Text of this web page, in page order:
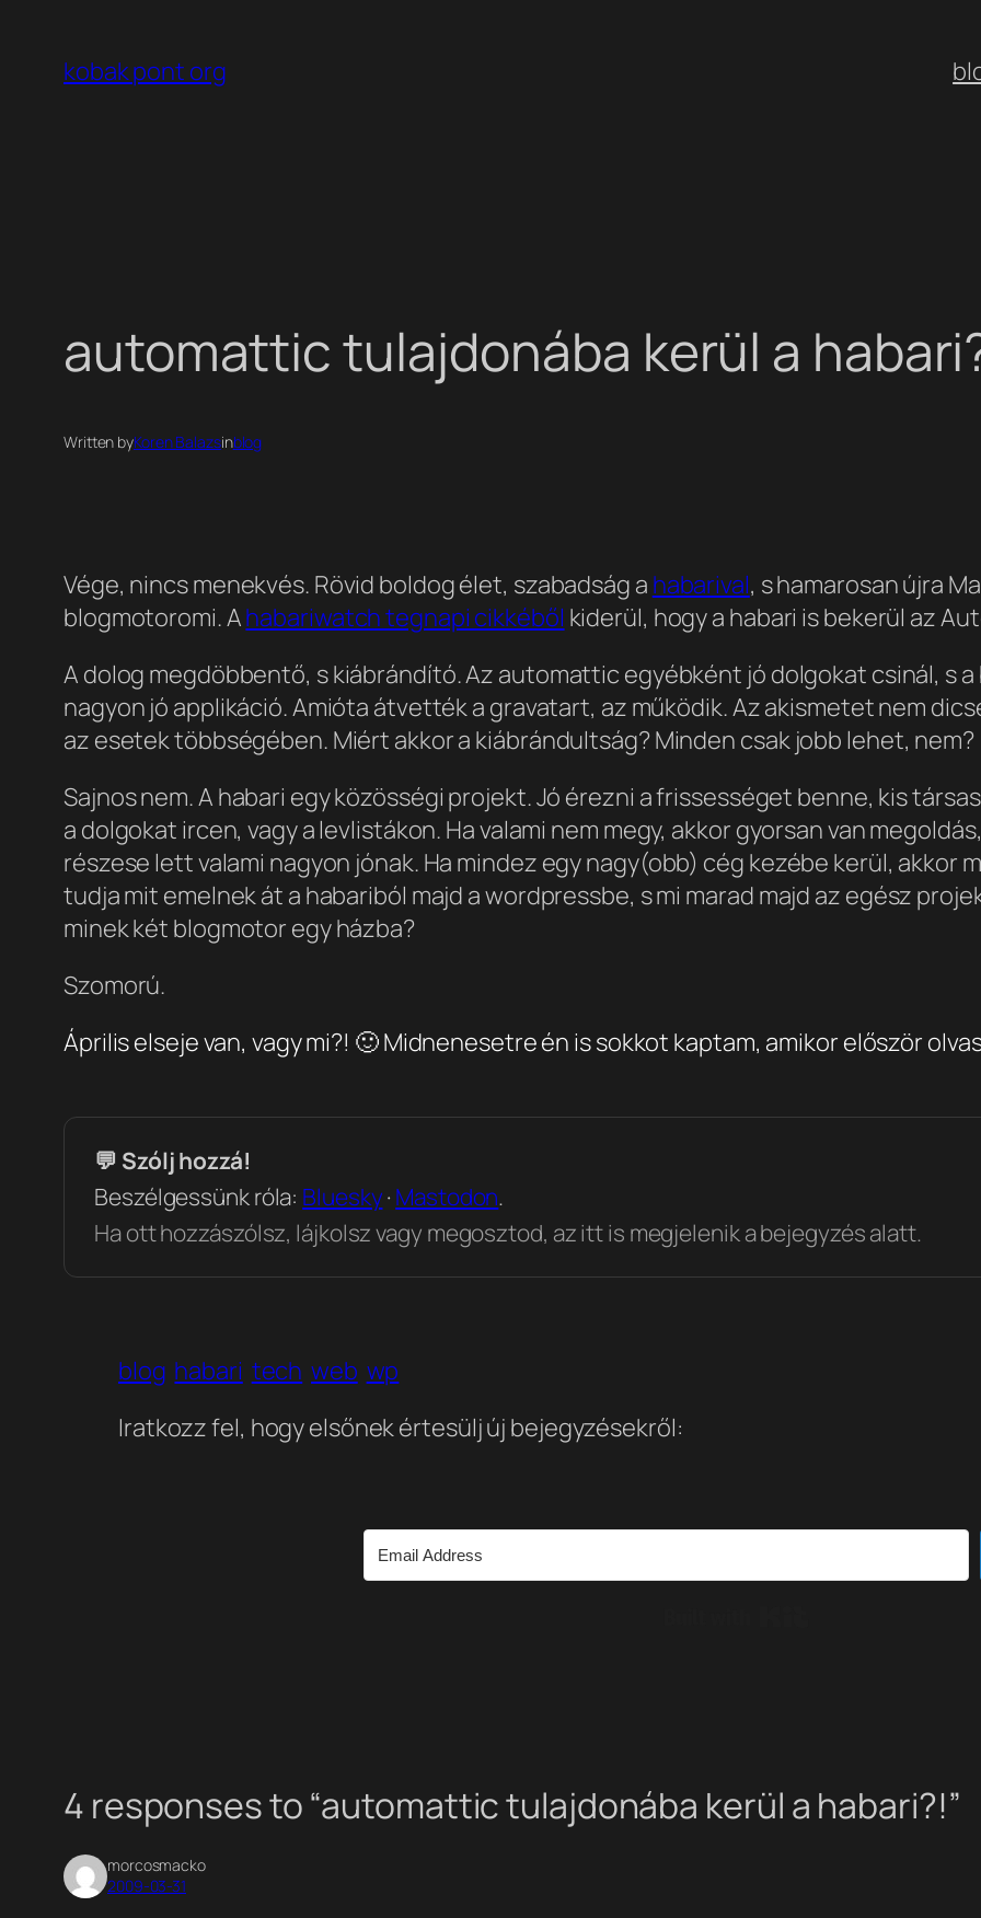
tartalomhoz
kobak pont org
automattic tulajdonába kerül a
Written byKoren Balazsinblog
Vége, nincs menekvés. Rövid boldog élet, szabadság a habarival, s hamarosan újra
blogmotoromi. Ahabariwatch tegnapi cikkéből kiderül, hogy a habari is bekerül az
A dolog megdöbbentő, s kiábrándító. Az automattic egyébként jó dolgokat csinál, s
nagyon jó applikáció. Amióta átvették a gravatart, az működik. Az akismetet nem
az esetek többségében. Miért akkor a kiábrándultság? Minden csak jobb lehet, nem?
Sajnos nem. A habari egy közösségi projekt. Jó érezni a frissességet benne, kis
a dolgokat ircen, vagy a levlistákon. Ha valami nem megy, akkor gyorsan van
részese lett valami nagyon jónak. Ha mindez egy nagy(obb) cég kezébe kerül, akkor
tudja mit emelnek át a habariból majd a wordpressbe, s mi marad majd az egész
minek két blogmotor egy házba?
Szomorú.
Április elseje van, vagy mi?! 🙂 Midnenesetre én is sokkot kaptam, amikor először
💬 Szólj hozzá!
Beszélgessünk róla: Bluesky·Mastodon.
Ha ott hozzászólsz, lájkolsz vagy megosztod, az itt is megjelenik a bejegyzés alatt.
blog habari tech web wp
Iratkozz fel, hogy elsőnek értesülj új bejegyzésekről:
4 responses to “automattic tulajdonába kerül a habari?!”
morcosmacko
2009-03-31